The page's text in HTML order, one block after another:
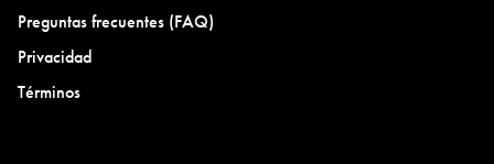
Preguntas frecuentes (FAQ)
Privacidad
Términos